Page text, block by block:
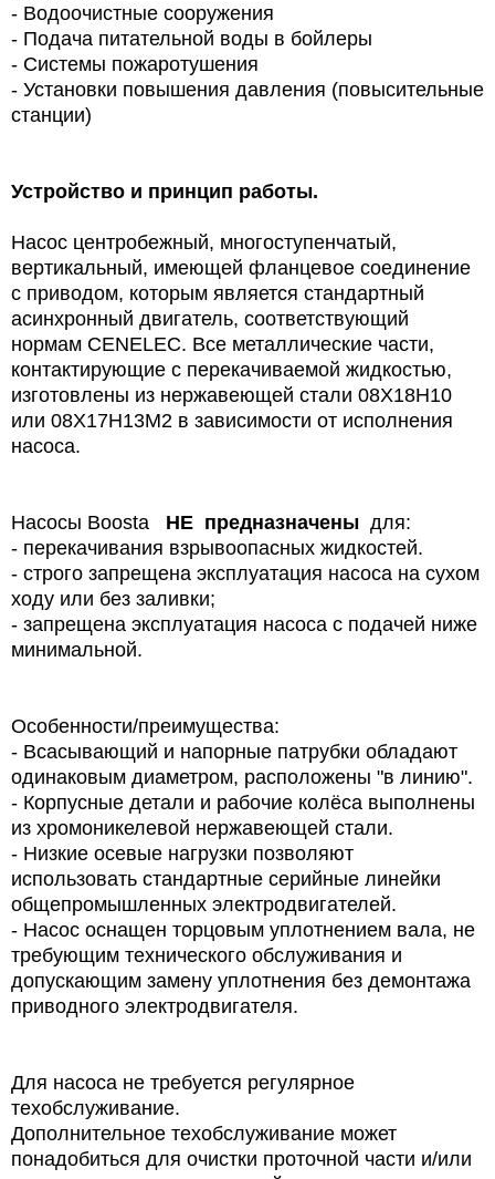
- Водоочистные сооружения
- Подача питательной воды в бойлеры
- Системы пожаротушения
- Установки повышения давления (повысительные
станции)
Устройство и принцип работы.
Насос центробежный, многоступенчатый,
вертикальный, имеющей фланцевое соединение
с приводом, которым является стандартный
асинхронный двигатель, соответствующий
нормам CENELEC. Все металлические части,
контактирующие с перекачиваемой жидкостью,
изготовлены из нержавеющей стали 08Х18Н10
или 08Х17Н13М2 в зависимости от исполнения
насоса.
Насосы Boosta НЕ предназначены для:
- перекачивания взрывоопасных жидкостей.
- строго запрещена эксплуатация насоса на сухом
ходу или без заливки;
- запрещена эксплуатация насоса с подачей ниже
минимальной.
Особенности/преимущества:
- Всасывающий и напорные патрубки обладают
одинаковым диаметром, расположены "в линию".
- Корпусные детали и рабочие колёса выполнены
из хромоникелевой нержавеющей стали.
- Низкие осевые нагрузки позволяют
использовать стандартные серийные линейки
общепромышленных электродвигателей.
- Насос оснащен торцовым уплотнением вала, не
требующим технического обслуживания и
допускающим замену уплотнения без демонтажа
приводного электродвигателя.
Для насоса не требуется регулярное
техобслуживание.
Дополнительное техобслуживание может
понадобиться для очистки проточной части и/или